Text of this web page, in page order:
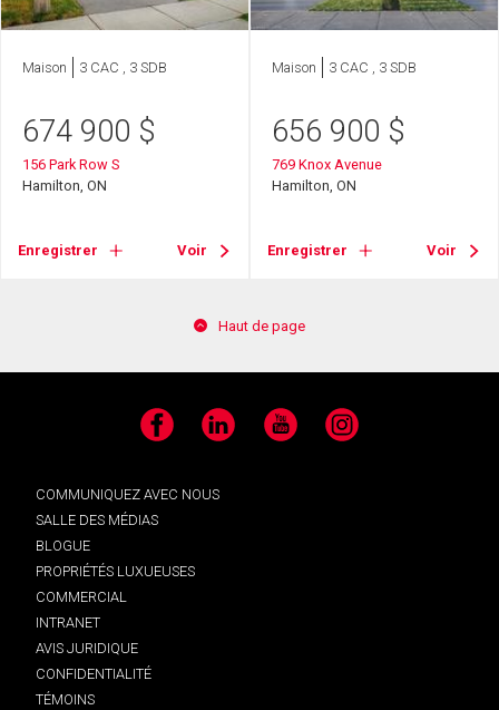
Maison 3 CAC , 3 SDB
674 900 $
156 Park Row S
Hamilton, ON
Enregistrer Voir
Maison 3 CAC , 3 SDB
656 900 $
769 Knox Avenue
Hamilton, ON
Enregistrer Voir
Haut de page
Facebook LinkedIn YouTube Instagram
COMMUNIQUEZ AVEC NOUS
SALLE DES MÉDIAS
BLOGUE
PROPRIÉTÉS LUXUEUSES
COMMERCIAL
INTRANET
AVIS JURIDIQUE
CONFIDENTIALITÉ
TÉMOINS